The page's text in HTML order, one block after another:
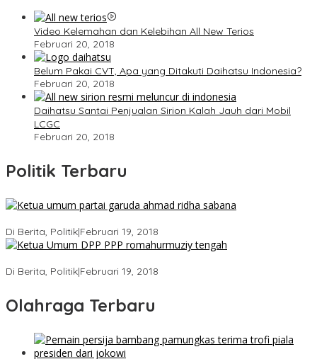
Video Kelemahan dan Kelebihan All New Terios
Februari 20, 2018
Belum Pakai CVT, Apa yang Ditakuti Daihatsu Indonesia?
Februari 20, 2018
Daihatsu Santai Penjualan Sirion Kalah Jauh dari Mobil
LCGC
Februari 20, 2018
Politik Terbaru
Di Berita, Politik|Februari 19, 2018
Di Berita, Politik|Februari 19, 2018
Olahraga Terbaru